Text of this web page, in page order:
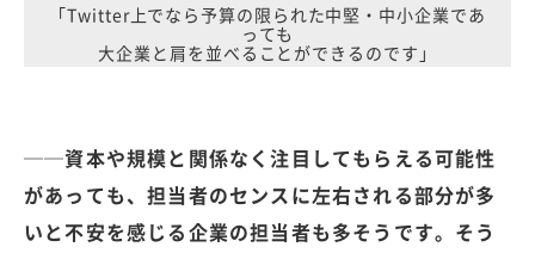
「Twitter上でなら予算の限られた中堅・中小企業であ
っても
大企業と肩を並べることができるのです」
──資本や規模と関係なく注目してもらえる可能性
があっても、担当者のセンスに左右される部分が多
いと不安を感じる企業の担当者も多そうです。そう